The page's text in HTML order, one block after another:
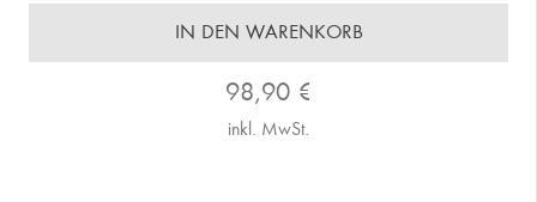
IN DEN WARENKORB
98,90 €
inkl. MwSt.